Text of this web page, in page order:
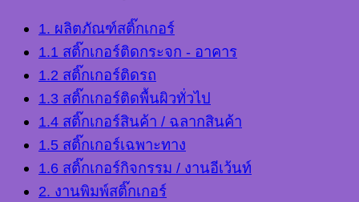
1. ผลิตภัณฑ์สติ๊กเกอร์
1.1 สติ๊กเกอร์ติดกระจก - อาคาร
1.2 สติ๊กเกอร์ติดรถ
1.3 สติ๊กเกอร์ติดพื้นผิวทั่วไป
1.4 สติ๊กเกอร์สินค้า / ฉลากสินค้า
1.5 สติ๊กเกอร์เฉพาะทาง
1.6 สติ๊กเกอร์กิจกรรม / งานอีเว้นท์
2. งานพิมพ์สติ๊กเกอร์